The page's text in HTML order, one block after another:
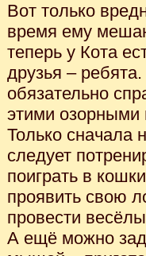
Вот только
время ему
теперь у Кота
друзья –
обязательно
этими
Только сначала
следует
поиграть в
проявить свою
провести
А ещё можно